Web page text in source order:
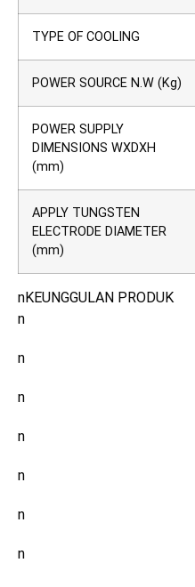
TYPE OF COOLING
POWER SOURCE N.W (Kg)
POWER SUPPLY
DIMENSIONS WXDXH
(mm)
APPLY TUNGSTEN
ELECTRODE DIAMETER
(mm)
nKEUNGGULAN PRODUK
n
n
n
n
n
n
n